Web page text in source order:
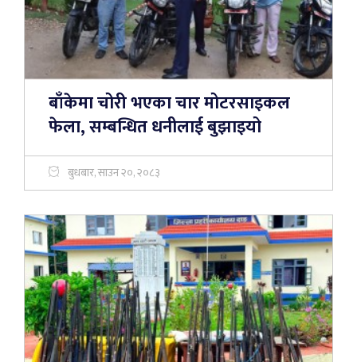
बाँकेमा चोरी भएका चार मोटरसाइकल
फेला, सम्बन्धित धनीलाई बुझाइयो
बुधबार, साउन २०, २०८३